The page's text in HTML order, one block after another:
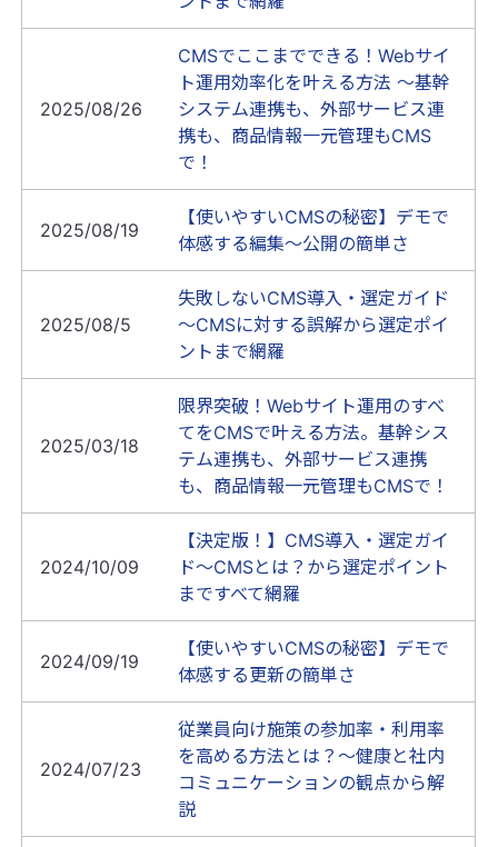
2025/08/26
CMSでここまでできる！Webサイ
ト運用効率化を叶える方法 ～基幹
システム連携も、外部サービス連
携も、商品情報一元管理もCMS
で！
2025/08/19
【使いやすいCMSの秘密】デモで
体感する編集～公開の簡単さ
2025/08/5
失敗しないCMS導入・選定ガイド
～CMSに対する誤解から選定ポイ
ントまで網羅
2025/03/18
限界突破！Webサイト運用のすべ
てをCMSで叶える方法。基幹シス
テム連携も、外部サービス連携
も、商品情報一元管理もCMSで！
2024/10/09
【決定版！】CMS導入・選定ガイ
ド～CMSとは？から選定ポイント
まですべて網羅
2024/09/19
【使いやすいCMSの秘密】デモで
体感する更新の簡単さ
2024/07/23
従業員向け施策の参加率・利用率
を高める方法とは？～健康と社内
コミュニケーションの観点から解
説